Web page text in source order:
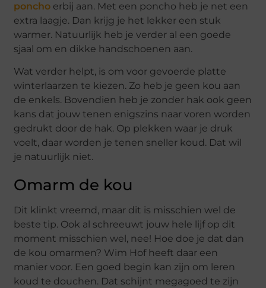
poncho erbij aan. Met een poncho heb je net een
extra laagje. Dan krijg je het lekker een stuk
warmer. Natuurlijk heb je verder al een goede
sjaal om en dikke handschoenen aan.
Wat verder helpt, is om voor gevoerde platte
winterlaarzen te kiezen. Zo heb je geen kou aan
de enkels. Bovendien heb je zonder hak ook geen
kans dat jouw tenen enigszins naar voren worden
gedrukt door de hak. Op plekken waar je druk
voelt, daar worden je tenen sneller koud. Dat wil
je natuurlijk niet.
Omarm de kou
Dit klinkt vreemd, maar dit is misschien wel de
beste tip. Ook al schreeuwt jouw hele lijf op dit
moment misschien wel, nee! Hoe doe je dat dan
de kou omarmen? Wim Hof heeft daar een
manier voor. Een goed begin kan zijn om leren
koud te douchen. Dat schijnt megagoed te zijn